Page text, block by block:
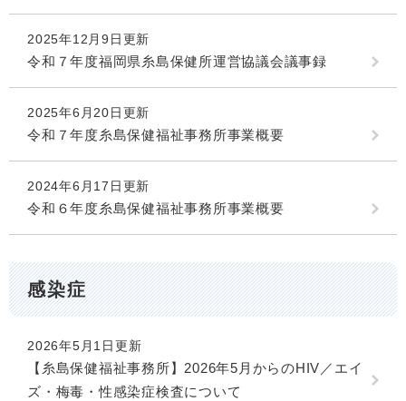
2025年12月9日更新
令和７年度福岡県糸島保健所運営協議会議事録
2025年6月20日更新
令和７年度糸島保健福祉事務所事業概要
2024年6月17日更新
令和６年度糸島保健福祉事務所事業概要
感染症
2026年5月1日更新
【糸島保健福祉事務所】2026年5月からのHIV／エイ
ズ・梅毒・性感染症検査について